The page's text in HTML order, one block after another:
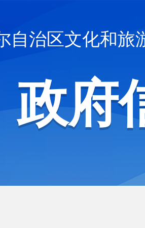
自治区文化和旅
政府